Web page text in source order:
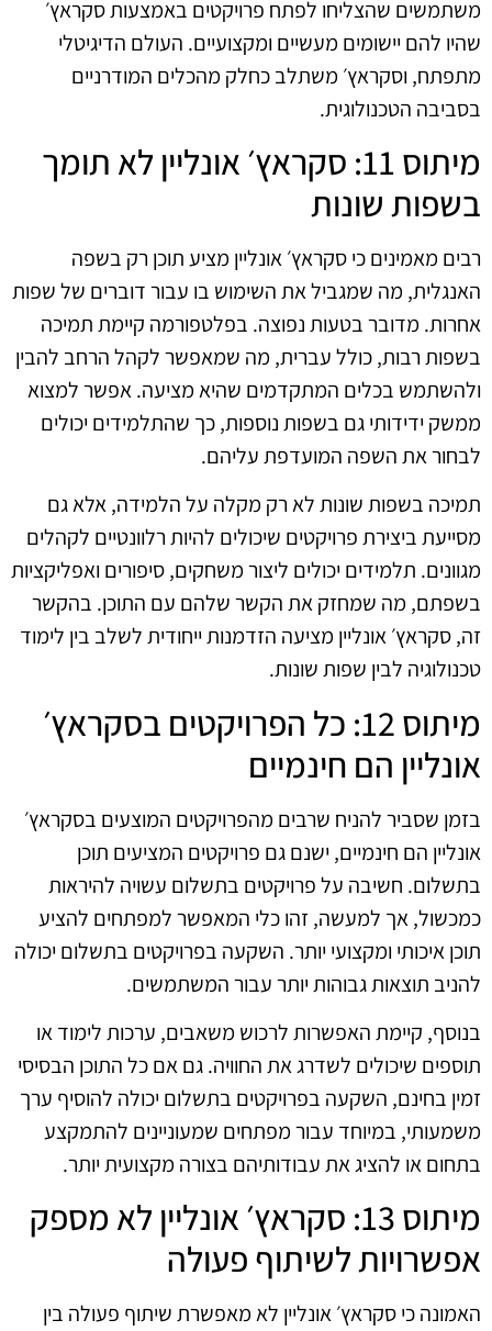
משתמשים שהצליחו לפתח פרויקטים באמצעות סקראץ׳
שהיו להם יישומים מעשיים ומקצועיים. העולם הדיגיטלי
מתפתח, וסקראץ׳ משתלב כחלק מהכלים המודרניים
בסביבה הטכנולוגית.
מיתוס 11: סקראץ׳ אונליין לא תומך
בשפות שונות
רבים מאמינים כי סקראץ׳ אונליין מציע תוכן רק בשפה
האנגלית, מה שמגביל את השימוש בו עבור דוברים של שפות
אחרות. מדובר בטעות נפוצה. בפלטפורמה קיימת תמיכה
בשפות רבות, כולל עברית, מה שמאפשר לקהל הרחב להבין
ולהשתמש בכלים המתקדמים שהיא מציעה. אפשר למצוא
ממשק ידידותי גם בשפות נוספות, כך שהתלמידים יכולים
לבחור את השפה המועדפת עליהם.
תמיכה בשפות שונות לא רק מקלה על הלמידה, אלא גם
מסייעת ביצירת פרויקטים שיכולים להיות רלוונטיים לקהלים
מגוונים. תלמידים יכולים ליצור משחקים, סיפורים ואפליקציות
בשפתם, מה שמחזק את הקשר שלהם עם התוכן. בהקשר
זה, סקראץ׳ אונליין מציעה הזדמנות ייחודית לשלב בין לימוד
טכנולוגיה לבין שפות שונות.
מיתוס 12: כל הפרויקטים בסקראץ׳
אונליין הם חינמיים
בזמן שסביר להניח שרבים מהפרויקטים המוצעים בסקראץ׳
אונליין הם חינמיים, ישנם גם פרויקטים המציעים תוכן
בתשלום. חשיבה על פרויקטים בתשלום עשויה להיראות
כמכשול, אך למעשה, זהו כלי המאפשר למפתחים להציע
תוכן איכותי ומקצועי יותר. השקעה בפרויקטים בתשלום יכולה
להניב תוצאות גבוהות יותר עבור המשתמשים.
בנוסף, קיימת האפשרות לרכוש משאבים, ערכות לימוד או
תוספים שיכולים לשדרג את החוויה. גם אם כל התוכן הבסיסי
זמין בחינם, השקעה בפרויקטים בתשלום יכולה להוסיף ערך
משמעותי, במיוחד עבור מפתחים שמעוניינים להתמקצע
בתחום או להציג את עבודותיהם בצורה מקצועית יותר.
מיתוס 13: סקראץ׳ אונליין לא מספק
אפשרויות לשיתוף פעולה
האמונה כי סקראץ׳ אונליין לא מאפשרת שיתוף פעולה בין